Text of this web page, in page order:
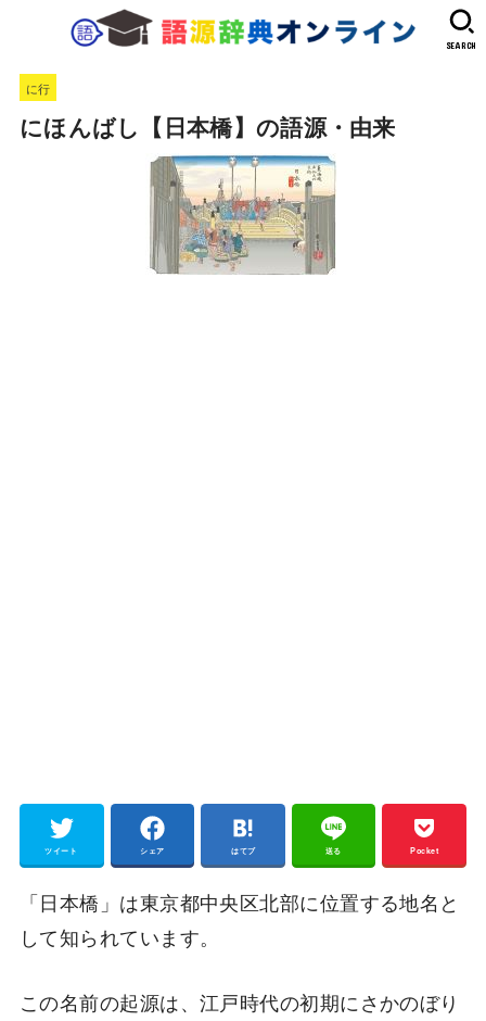
SEARCH
に行
にほんばし【日本橋】の語源・由来
ツイート シェア はてブ 送る Pocket
「日本橋」は東京都中央区北部に位置する地名と
して知られています。
この名前の起源は、江戸時代の初期にさかのぼり